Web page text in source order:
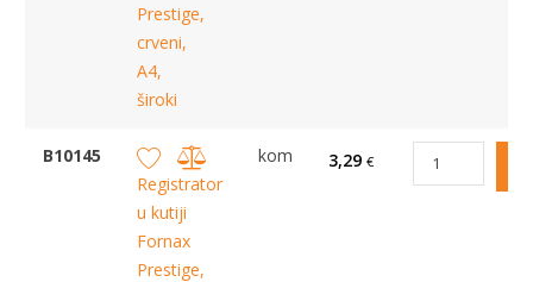
Prestige,
crveni,
A4,
široki
B10145
Registrator
u kutiji
Fornax
Prestige,
kom 3,29 €